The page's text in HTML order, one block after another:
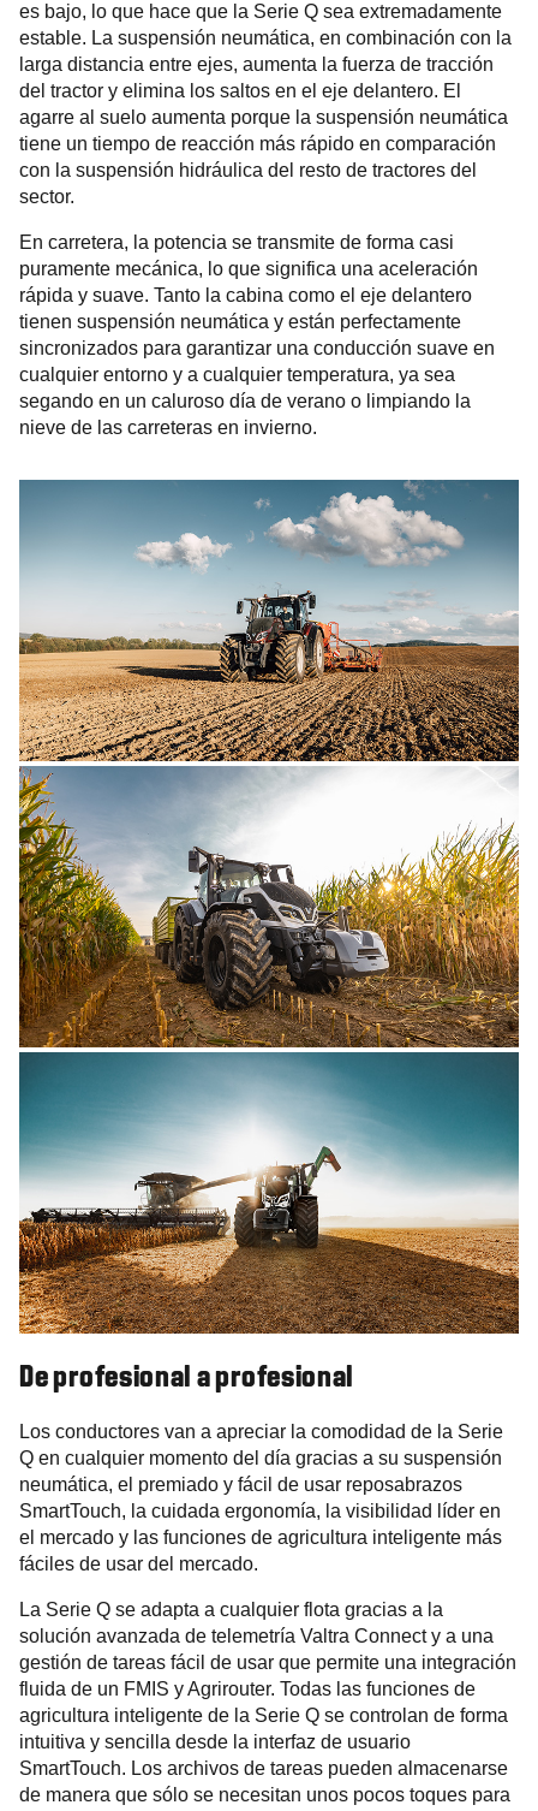
es bajo, lo que hace que la Serie Q sea extremadamente
estable. La suspensión neumática, en combinación con la
larga distancia entre ejes, aumenta la fuerza de tracción
del tractor y elimina los saltos en el eje delantero. El
agarre al suelo aumenta porque la suspensión neumática
tiene un tiempo de reacción más rápido en comparación
con la suspensión hidráulica del resto de tractores del
sector.
En carretera, la potencia se transmite de forma casi
puramente mecánica, lo que significa una aceleración
rápida y suave. Tanto la cabina como el eje delantero
tienen suspensión neumática y están perfectamente
sincronizados para garantizar una conducción suave en
cualquier entorno y a cualquier temperatura, ya sea
segando en un caluroso día de verano o limpiando la
nieve de las carreteras en invierno.
De profesional a profesional
Los conductores van a apreciar la comodidad de la Serie
Q en cualquier momento del día gracias a su suspensión
neumática, el premiado y fácil de usar reposabrazos
SmartTouch, la cuidada ergonomía, la visibilidad líder en
el mercado y las funciones de agricultura inteligente más
fáciles de usar del mercado.
La Serie Q se adapta a cualquier flota gracias a la
solución avanzada de telemetría Valtra Connect y a una
gestión de tareas fácil de usar que permite una integración
fluida de un FMIS y Agrirouter. Todas las funciones de
agricultura inteligente de la Serie Q se controlan de forma
intuitiva y sencilla desde la interfaz de usuario
SmartTouch. Los archivos de tareas pueden almacenarse
de manera que sólo se necesitan unos pocos toques para